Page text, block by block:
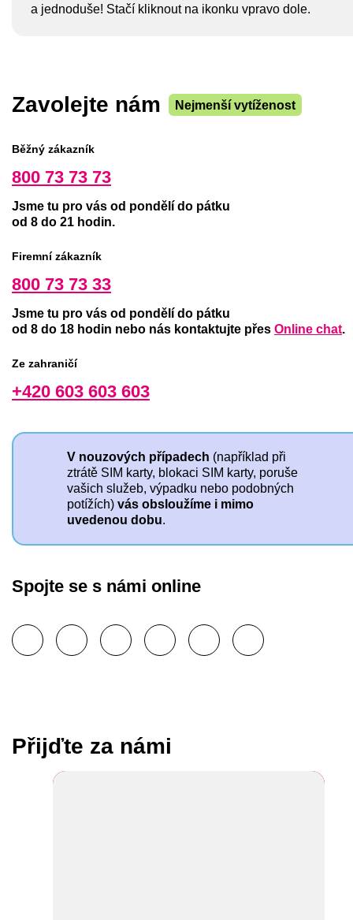
a jednoduše! Stačí kliknout na ikonku vpravo dole.
Zavolejte nám Nejmenší vytíženost
Běžný zákazník
800 73 73 73
Jsme tu pro vás od pondělí do pátku
od 8 do 21 hodin.
Firemní zákazník
800 73 73 33
Jsme tu pro vás od pondělí do pátku
od 8 do 18 hodin nebo nás kontaktujte přes Online chat.
Ze zahraničí
+420 603 603 603
V nouzových případech (například při
ztrátě SIM karty, blokaci SIM karty, poruše
vašich služeb, výpadku nebo podobných
potížích) vás obsloužíme i mimo
uvedenou dobu.
Spojte se s námi online
Přijďte za námi